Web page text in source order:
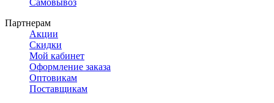
Партнерам
Акции
Скидки
Мой кабинет
Оформление заказа
Оптовикам
Поставщикам